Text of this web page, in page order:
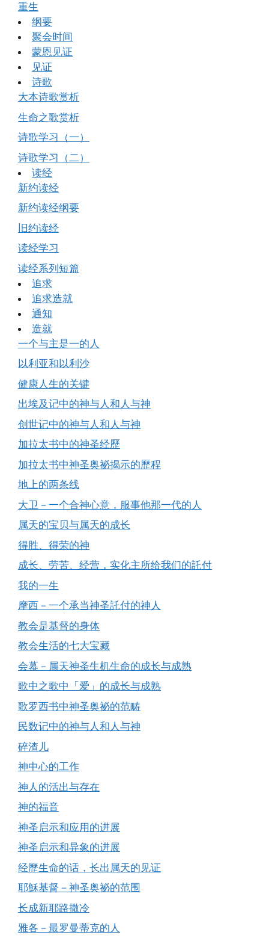
重生
纲要
聚会时间
蒙恩见证
见证
诗歌
大本诗歌赏析
生命之歌赏析
诗歌学习（一）
诗歌学习（二）
读经
新约读经
新约读经纲要
旧约读经
读经学习
读经系列短篇
追求
追求造就
通知
造就
一个与主是一的人
以利亚和以利沙
健康人生的关键
出埃及记中的神与人和人与神
创世记中的神与人和人与神
加拉太书中的神圣经歷
加拉太书中神圣奥祕揭示的歷程
地上的两条线
大卫－一个合神心意，服事他那一代的人
属天的宝贝与属天的成长
得胜、得荣的神
成长、劳苦、经营，实化主所给我们的託付
我的一生
摩西－一个承当神圣託付的神人
教会是基督的身体
教会生活的七大宝藏
会幕－属天神圣生机生命的成长与成熟
歌中之歌中「爱」的成长与成熟
歌罗西书中神圣奥祕的范畴
民数记中的神与人和人与神
碎渣儿
神中心的工作
神人的活出与存在
神的福音
神圣启示和应用的进展
神圣启示和异象的进展
经歷生命的话，长出属天的见证
耶穌基督－神圣奥祕的范围
长成新耶路撒冷
雅各－最罗曼蒂克的人